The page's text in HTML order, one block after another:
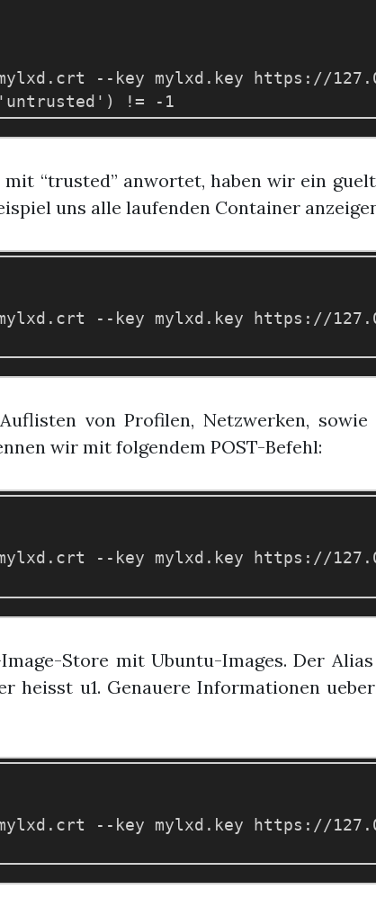
--key mylxd.key https://
“trusted” anwortet, haben wir ein
uns alle laufenden Container
--key mylxd.key https://
von Profilen, Netzwerken, sowie
wir mit folgendem POST-Befehl:
--key mylxd.key https://
Store mit Ubuntu-Images. Der
heisst u1. Genauere Informationen
--key mylxd.key https://